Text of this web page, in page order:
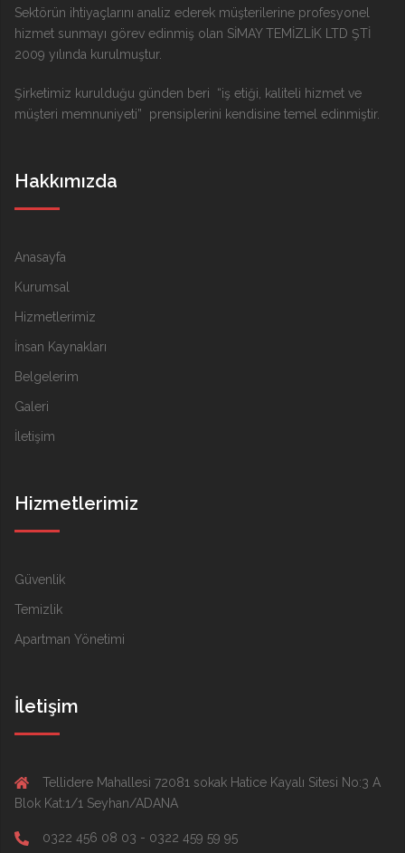
Sektörün ihtiyaçlarını analiz ederek müşterilerine profesyonel
hizmet sunmayı görev edinmiş olan SİMAY TEMİZLİK LTD ŞTİ
2009 yılında kurulmuştur.
Şirketimiz kurulduğu günden beri “iş etiği, kaliteli hizmet ve
müşteri memnuniyeti” prensiplerini kendisine temel edinmiştir.
Hakkımızda
Anasayfa
Kurumsal
Hizmetlerimiz
İnsan Kaynakları
Belgelerim
Galeri
İletişim
Hizmetlerimiz
Güvenlik
Temizlik
Apartman Yönetimi
İletişim
Tellidere Mahallesi 72081 sokak Hatice Kayalı Sitesi No:3 A
Blok Kat:1/1 Seyhan/ADANA
0322 456 08 03 - 0322 459 59 95